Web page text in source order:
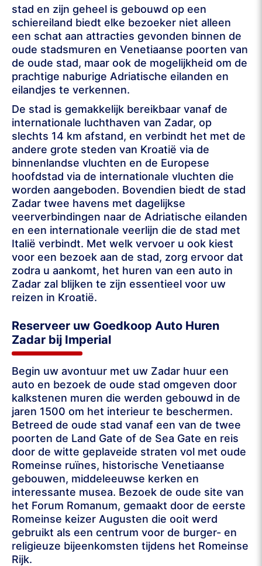
stad en zijn geheel is gebouwd op een
schiereiland biedt elke bezoeker niet alleen
een schat aan attracties gevonden binnen de
oude stadsmuren en Venetiaanse poorten van
de oude stad, maar ook de mogelijkheid om de
prachtige naburige Adriatische eilanden en
eilandjes te verkennen.
De stad is gemakkelijk bereikbaar vanaf de
internationale luchthaven van Zadar, op
slechts 14 km afstand, en verbindt het met de
andere grote steden van Kroatië via de
binnenlandse vluchten en de Europese
hoofdstad via de internationale vluchten die
worden aangeboden. Bovendien biedt de stad
Zadar twee havens met dagelijkse
veerverbindingen naar de Adriatische eilanden
en een internationale veerlijn die de stad met
Italië verbindt. Met welk vervoer u ook kiest
voor een bezoek aan de stad, zorg ervoor dat
zodra u aankomt, het huren van een auto in
Zadar zal blijken te zijn essentieel voor uw
reizen in Kroatië.
Reserveer uw Goedkoop Auto Huren
Zadar bij Imperial
Begin uw avontuur met uw Zadar huur een
auto en bezoek de oude stad omgeven door
kalkstenen muren die werden gebouwd in de
jaren 1500 om het interieur te beschermen.
Betreed de oude stad vanaf een van de twee
poorten de Land Gate of de Sea Gate en reis
door de witte geplaveide straten vol met oude
Romeinse ruïnes, historische Venetiaanse
gebouwen, middeleeuwse kerken en
interessante musea. Bezoek de oude site van
het Forum Romanum, gemaakt door de eerste
Romeinse keizer Augusten die ooit werd
gebruikt als een centrum voor de burger- en
religieuze bijeenkomsten tijdens het Romeinse
Rijk.